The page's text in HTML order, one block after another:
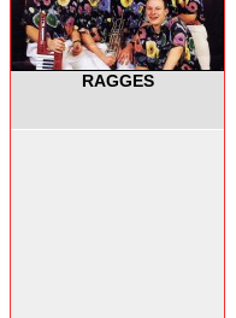
RAGGES